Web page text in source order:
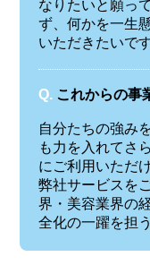
なりたいと願っ
ず、何かを一生
いただきたいです
Q. これからの事
自分たちの強み
も力を入れてさ
にご利用いただ
弊社サービスを
界・美容業界の
全化の一躍を担